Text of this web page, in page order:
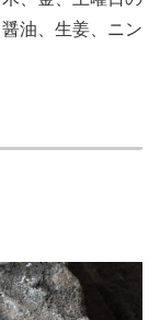
油、生姜、ニン